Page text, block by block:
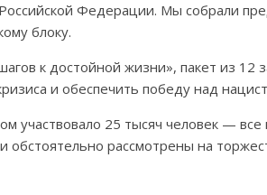
Федерации. Мы собрали
блоку.
к достойной жизни», пакет из 12
и обеспечить победу над
участвовало 25 тысяч человек —
рассмотрены на